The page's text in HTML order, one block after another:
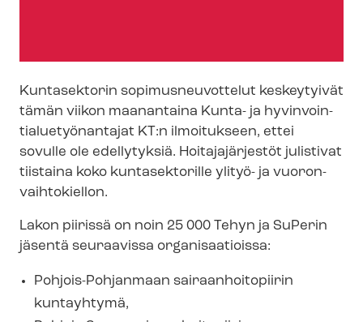
Kuntasektorin so­pi­mus­neu­vot­te­lut keskeytyivät
tämän viikon maanantaina Kunta- ja hy­vin­voin­
tia­lue­työ­nan­ta­jat KT:n ilmoitukseen, ettei
sovulle ole edellytyksiä. Hoitajajärjestöt julistivat
tiistaina koko kuntasektorille ylityö- ja vuo­ron­
vaih­to­kiel­lon.
Lakon piirissä on noin 25 000 Tehyn ja SuPerin
jäsentä seuraavissa organisaatioissa:
Pohjois-​Pohjanmaan sai­raan­hoi­to­pii­rin
kuntayhtymä,